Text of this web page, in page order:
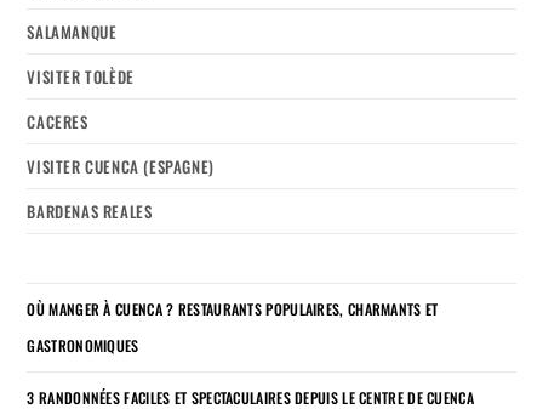
SALAMANQUE
VISITER TOLÈDE
CACERES
VISITER CUENCA (ESPAGNE)
BARDENAS REALES
OÙ MANGER À CUENCA ? RESTAURANTS POPULAIRES, CHARMANTS ET
GASTRONOMIQUES
3 RANDONNÉES FACILES ET SPECTACULAIRES DEPUIS LE CENTRE DE CUENCA